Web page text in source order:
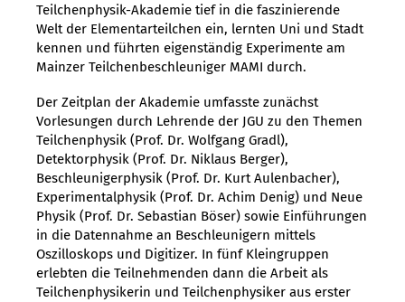
Teilchenphysik-Akademie tief in die faszinierende
Welt der Elementarteilchen ein, lernten Uni und Stadt
kennen und führten eigenständig Experimente am
Mainzer Teilchenbeschleuniger MAMI durch.
Der Zeitplan der Akademie umfasste zunächst
Vorlesungen durch Lehrende der JGU zu den Themen
Teilchenphysik (Prof. Dr. Wolfgang Gradl),
Detektorphysik (Prof. Dr. Niklaus Berger),
Beschleunigerphysik (Prof. Dr. Kurt Aulenbacher),
Experimentalphysik (Prof. Dr. Achim Denig) und Neue
Physik (Prof. Dr. Sebastian Böser) sowie Einführungen
in die Datennahme an Beschleunigern mittels
Oszilloskops und Digitizer. In fünf Kleingruppen
erlebten die Teilnehmenden dann die Arbeit als
Teilchenphysikerin und Teilchenphysiker aus erster